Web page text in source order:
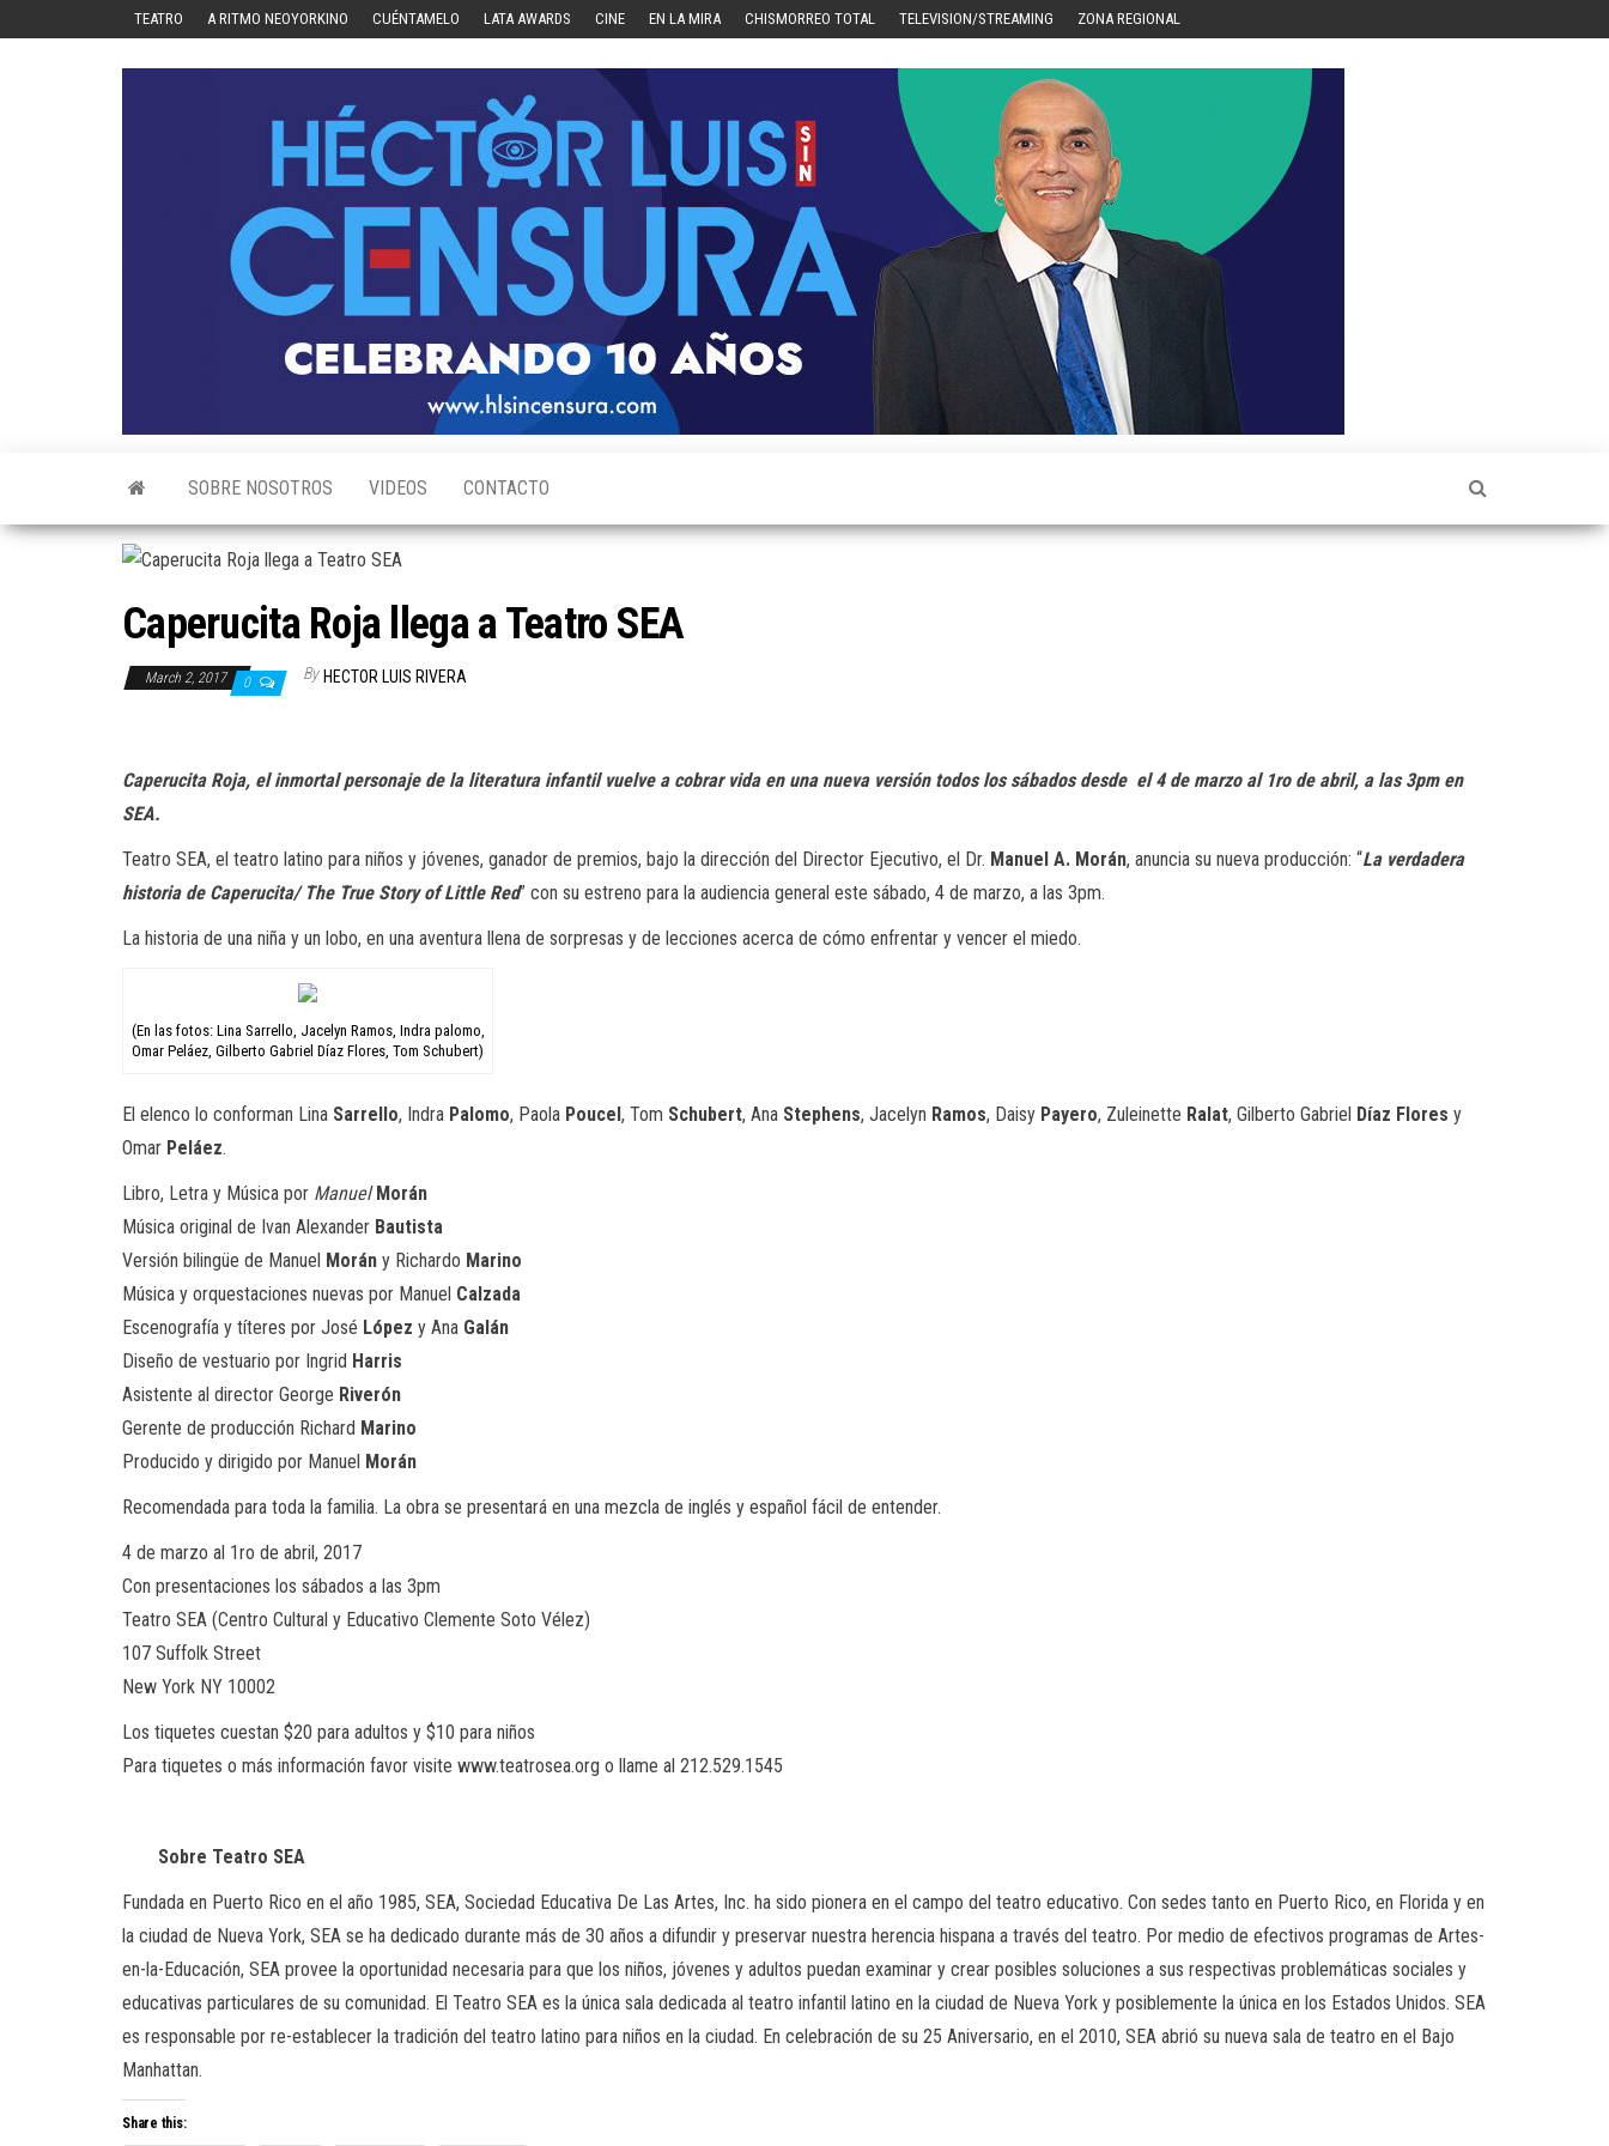
TEATRO A RITMO NEOYORKINO CUÉNTAMELO LATA AWARDS CINE EN LA MIRA CHISMORREO TOTAL TELEVISION/STREAMING ZONA REGIONAL
SOBRE NOSOTROS VIDEOS CONTACTO
Caperucita Roja llega a Teatro SEA
March 2, 2017 0 By HECTOR LUIS RIVERA
Caperucita Roja, el inmortal personaje de la literatura infantil vuelve a cobrar vida en una nueva versión todos los sábados desde el 4 de marzo al 1ro de abril, a las 3pm en
SEA.
Teatro SEA, el teatro latino para niños y jóvenes, ganador de premios, bajo la dirección del Director Ejecutivo, el Dr. Manuel A. Morán, anuncia su nueva producción: “La verdadera
historia de Caperucita/ The True Story of Little Red” con su estreno para la audiencia general este sábado, 4 de marzo, a las 3pm.
La historia de una niña y un lobo, en una aventura llena de sorpresas y de lecciones acerca de cómo enfrentar y vencer el miedo.
(En las fotos: Lina Sarrello, Jacelyn Ramos, Indra palomo,
Omar Peláez, Gilberto Gabriel Díaz Flores, Tom Schubert)
El elenco lo conforman Lina Sarrello, Indra Palomo, Paola Poucel, Tom Schubert, Ana Stephens, Jacelyn Ramos, Daisy Payero, Zuleinette Ralat, Gilberto Gabriel Díaz Flores y
Omar Peláez.
Libro, Letra y Música por Manuel Morán
Música original de Ivan Alexander Bautista
Versión bilingüe de Manuel Morán y Richardo Marino
Música y orquestaciones nuevas por Manuel Calzada
Escenografía y títeres por José López y Ana Galán
Diseño de vestuario por Ingrid Harris
Asistente al director George Riverón
Gerente de producción Richard Marino
Producido y dirigido por Manuel Morán
Recomendada para toda la familia. La obra se presentará en una mezcla de inglés y español fácil de entender.
4 de marzo al 1ro de abril, 2017
Con presentaciones los sábados a las 3pm
Teatro SEA (Centro Cultural y Educativo Clemente Soto Vélez)
107 Suffolk Street
New York NY 10002
Los tiquetes cuestan $20 para adultos y $10 para niños
Para tiquetes o más información favor visite www.teatrosea.org o llame al 212.529.1545
Sobre Teatro SEA
Fundada en Puerto Rico en el año 1985, SEA, Sociedad Educativa De Las Artes, Inc. ha sido pionera en el campo del teatro educativo. Con sedes tanto en Puerto Rico, en Florida y en
la ciudad de Nueva York, SEA se ha dedicado durante más de 30 años a difundir y preservar nuestra herencia hispana a través del teatro. Por medio de efectivos programas de Artes-
en-la-Educación, SEA provee la oportunidad necesaria para que los niños, jóvenes y adultos puedan examinar y crear posibles soluciones a sus respectivas problemáticas sociales y
educativas particulares de su comunidad. El Teatro SEA es la única sala dedicada al teatro infantil latino en la ciudad de Nueva York y posiblemente la única en los Estados Unidos. SEA
es responsable por re-establecer la tradición del teatro latino para niños en la ciudad. En celebración de su 25 Aniversario, en el 2010, SEA abrió su nueva sala de teatro en el Bajo
Manhattan.
Share this: